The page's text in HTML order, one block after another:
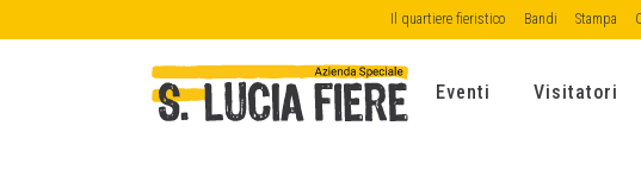
Il quartiere fieristico Bandi Stampa
Eventi Visitatori